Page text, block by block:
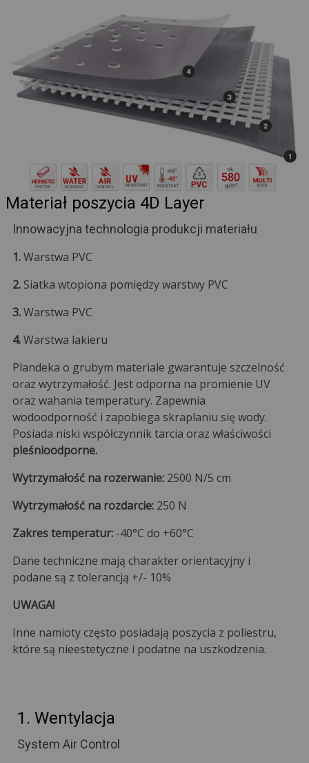
Materiał poszycia 4D Layer
Innowacyjna technologia produkcji materiału
1.Warstwa PVC
2. Siatka wtopiona pomiędzy warstwy PVC
3.Warstwa PVC
4.Warstwa lakieru
Plandeka o grubym materiale gwarantuje szczelność
oraz wytrzymałość. Jest odporna na promienie UV
oraz wahania temperatury. Zapewnia
wodoodporność i zapobiega skraplaniu się wody.
Posiada niski współczynnik tarcia oraz właściwości
pleśnioodporne.
Wytrzymałość na rozerwanie: 2500 N/5 cm
Wytrzymałość na rozdarcie:250 N
Zakres temperatur:-40°C do +60°C
Dane techniczne mają charakter orientacyjny i
podane są z tolerancją +/- 10%
UWAGA!
Inne namioty często posiadają poszycia z poliestru,
które są nieestetyczne i podatne na uszkodzenia.
1. Wentylacja
System Air Control